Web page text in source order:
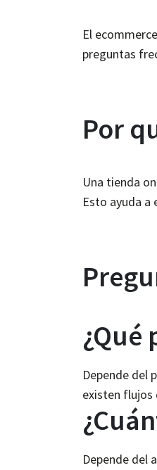
El
preguntas
Por
Una tienda
Esto ayuda a
Depende del
existen flujos
Depende del